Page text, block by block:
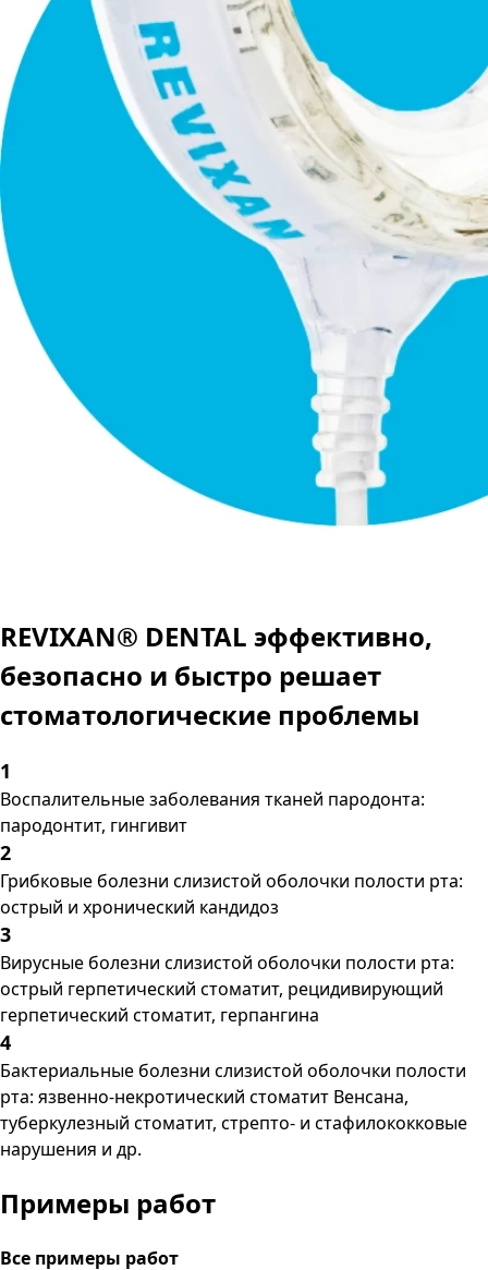
REVIXAN® DENTAL эффективно,
безопасно и быстро решает
стоматологические проблемы
1
Воспалительные заболевания тканей пародонта:
пародонтит, гингивит
2
Грибковые болезни слизистой оболочки полости рта:
острый и хронический кандидоз
3
Вирусные болезни слизистой оболочки полости рта:
острый герпетический стоматит, рецидивирующий
герпетический стоматит, герпангина
4
Бактериальные болезни слизистой оболочки полости
рта: язвенно-некротический стоматит Венсана,
туберкулезный стоматит, стрепто- и стафилококковые
нарушения и др.
Примеры работ
Все примеры работ